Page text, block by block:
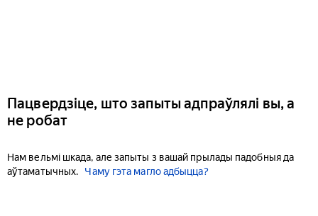
Пацвердзіце, што запыты адпраўлялі вы, а
не робат
Нам вельмі шкада, але запыты з вашай прылады падобныя да
аўтаматычных.
Чаму гэта магло адбыцца?